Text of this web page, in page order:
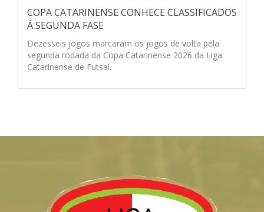
COPA CATARINENSE CONHECE CLASSIFICADOS
Á SEGUNDA FASE
Dezesseis jogos marcaram os jogos de volta pela
segunda rodada da Copa Catarinense 2026 da Liga
Catarinense de Futsal.